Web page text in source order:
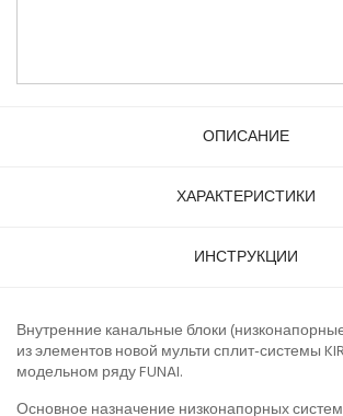
ОПИСАНИЕ
ХАРАКТЕРИСТИКИ
ИНСТРУКЦИИ
Внутренние канальные блоки
из элементов новой мульти сплит-системы
модельном ряду FUNAI.
Основное назначение низконапорных